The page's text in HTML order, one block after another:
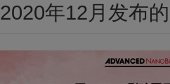
2020年12月发布